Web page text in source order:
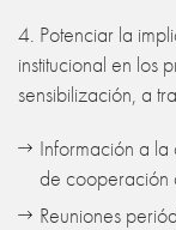
4. Potenciar la
institucional en los
sensibilización, a
Información a
de cooperación
Reuniones